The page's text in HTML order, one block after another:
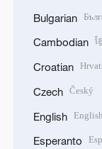
Bulgarian
Cambodian ខ្
Croatian
Czech Český
English English
Esperanto